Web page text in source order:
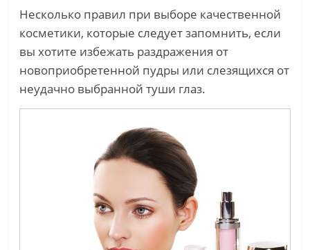
Несколько правил при выборе качественной
косметики, которые следует запомнить, если
вы хотите избежать раздражения от
новоприобретенной пудры или слезящихся от
неудачно выбранной туши глаз.